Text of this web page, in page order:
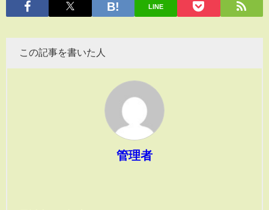
LINE
この記事を書いた人
管理者